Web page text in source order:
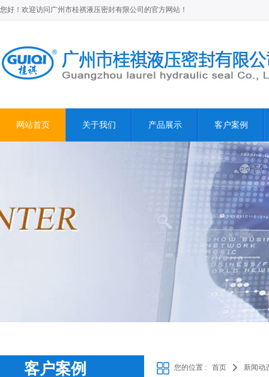
您好！欢迎访问广州市桂祺液压密封有限公司的官方网站！
网站首页 关于我们 产品展示 客户案例
客户案例 您的位置 : 首页 新闻动